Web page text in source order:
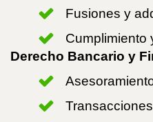
Fusiones y
Cumplimiento
Derecho Bancario y